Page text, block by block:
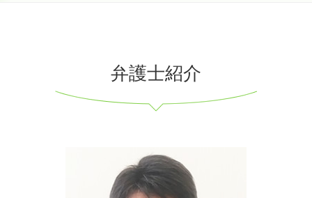
弁護士紹介